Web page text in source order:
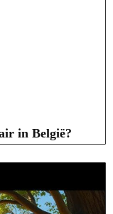
in België?